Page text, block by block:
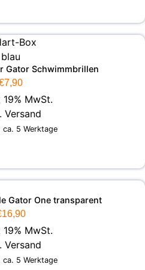
Gator Schwimmbrillen
7,90
19% MwSt.
Versand
ca. 5 Werktage
Gator One transparent
16,90
19% MwSt.
Versand
ca. 5 Werktage